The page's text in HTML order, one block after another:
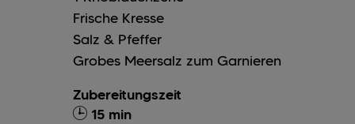
Frische Kresse
Salz & Pfeffer
Grobes Meersalz zum Garnieren
Zubereitungszeit
15 min